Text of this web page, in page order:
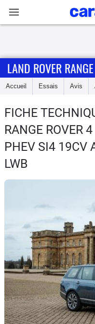
Accueil
Essais
Guide
d'achat
Electriques
Flottes
Services
Forum
Moto
LAND ROVER
Accueil Essais Avis
FICHE
RANGE ROVER 4
PHEV SI4 19CV
LWB